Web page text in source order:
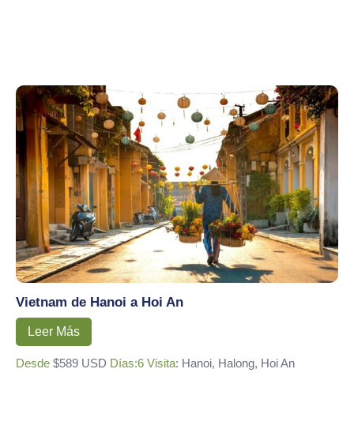
Vietnam de Hanoi a Hoi An
Leer Más
Desde $589 USD Días:6 Visita: Hanoi, Halong, Hoi An